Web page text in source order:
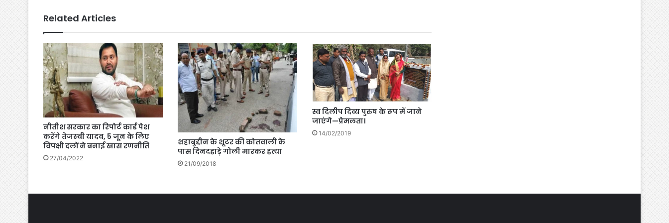
Related Articles
नीतीश सरकार का रिपोर्ट कार्ड पेश
करेंगे तेजस्‍वी यादव, 5 जून के लिए
विपक्षी दलों ने बनाई खास रणनीति
27/04/2022
शहाबुद्दीन के शूटर की कोतवाली के
पास दिनदहाड़े गोली मारकर हत्या
21/09/2018
स्व दिलीप दिव्य पुरुष के रूप में जाने
जाएंगे—प्रेमलता।
14/02/2019